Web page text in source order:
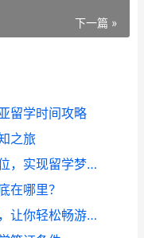
下一篇 »
留学时间攻略
之旅
澳大利亚留学签证条件：一步到位，实现留学梦想
在哪里？
详解留学澳大利亚签证办理流程，让你轻松畅游澳洲